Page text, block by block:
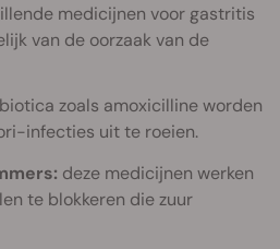
medicijnen voor gastritis
van de oorzaak van de
zoals amoxicilline worden
infecties uit te roeien.
deze medicijnen werken
te blokkeren die zuur